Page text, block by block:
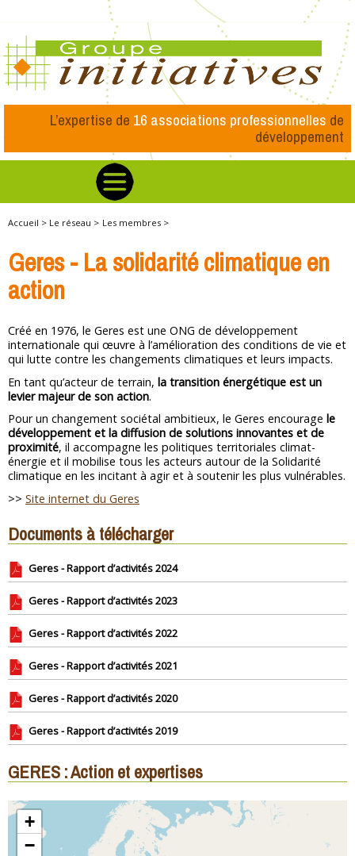
L’expertise de 16 associations professionnelles de
développement
Accueil > Le réseau > Les membres >
Geres - La solidarité climatique en
action
Créé en 1976, le Geres est une ONG de développement
internationale qui œuvre à l’amélioration des conditions de vie et
qui lutte contre les changements climatiques et leurs impacts.
En tant qu’acteur de terrain, la transition énergétique est un
levier majeur de son action.
Pour un changement sociétal ambitieux, le Geres encourage le
développement et la diffusion de solutions innovantes et de
proximité, il accompagne les politiques territoriales climat-
énergie et il mobilise tous les acteurs autour de la Solidarité
climatique en les incitant à agir et à soutenir les plus vulnérables.
>> Site internet du Geres
Documents à télécharger
Geres - Rapport d’activités 2024
Geres - Rapport d’activités 2023
Geres - Rapport d’activités 2022
Geres - Rapport d’activités 2021
Geres - Rapport d’activités 2020
Geres - Rapport d’activités 2019
GERES : Action et expertises
+
−